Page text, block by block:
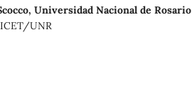
Universidad Nacional de Rosario
UNR